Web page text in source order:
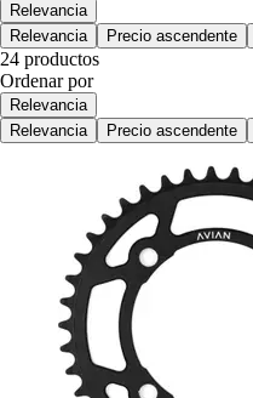
Relevancia
Relevancia
Precio ascendente
24 productos
Ordenar por
Relevancia
Relevancia
Precio ascendente